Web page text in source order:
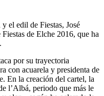
el edil de Fiestas, José
de Elche 2016, que ha
por su trayectoria
con acuarela y presidenta de
En la creación del cartel, la
l’Albá, periodo que más le